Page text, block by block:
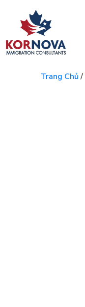
Trang Chủ/